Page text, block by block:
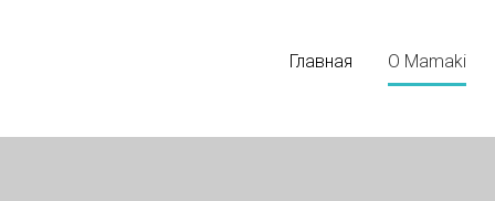
Главная О Mamaki